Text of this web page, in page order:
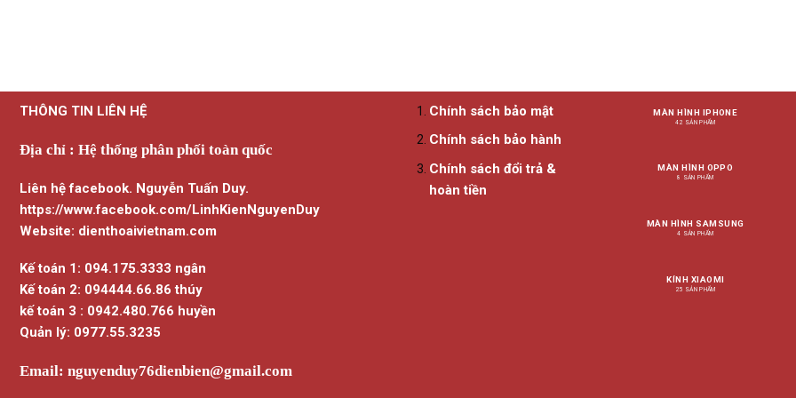
THÔNG TIN LIÊN HỆ
Địa chỉ : Hệ thống phân phối toàn quốc
Liên hệ facebook. Nguyễn Tuấn Duy.
https://www.facebook.com/LinhKienNguyenDuy
Website: dienthoaivietnam.com
Kế toán 1: 094.175.3333 ngân
Kế toán 2: 094444.66.86 thúy
kế toán 3 : 0942.480.766 huyền
Quản lý: 0977.55.3235
Email: nguyenduy76dienbien@gmail.com
Chính sách bảo mật
Chính sách bảo hành
Chính sách đổi trả &
hoàn tiền
MÀN HÌNH IPHONE
42 SẢN PHẨM
MÀN HÌNH OPPO
8 SẢN PHẨM
MÀN HÌNH SAMSUNG
4 SẢN PHẨM
KÍNH XIAOMI
25 SẢN PHẨM